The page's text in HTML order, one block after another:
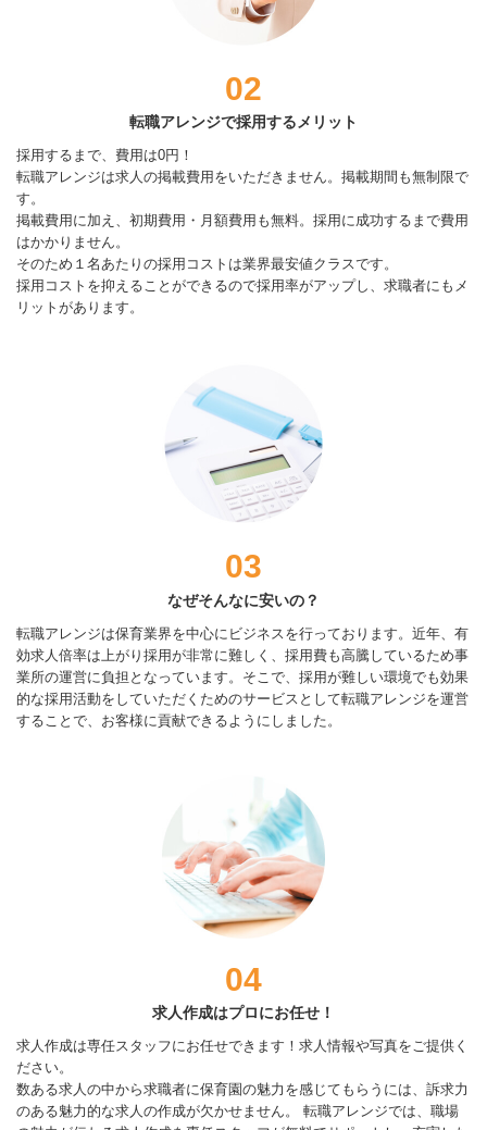
02
転職アレンジで採用するメリット
採用するまで、費用は0円！
転職アレンジは求人の掲載費用をいただきません。掲載期間も無制限で
す。
掲載費用に加え、初期費用・月額費用も無料。採用に成功するまで費用
はかかりません。
そのため１名あたりの採用コストは業界最安値クラスです。
採用コストを抑えることができるので採用率がアップし、求職者にもメ
リットがあります。
03
なぜそんなに安いの？
転職アレンジは保育業界を中心にビジネスを行っております。近年、有
効求人倍率は上がり採用が非常に難しく、採用費も高騰しているため事
業所の運営に負担となっています。そこで、採用が難しい環境でも効果
的な採用活動をしていただくためのサービスとして転職アレンジを運営
することで、お客様に貢献できるようにしました。
04
求人作成はプロにお任せ！
求人作成は専任スタッフにお任せできます！求人情報や写真をご提供く
ださい。
数ある求人の中から求職者に保育園の魅力を感じてもらうには、訴求力
のある魅力的な求人の作成が欠かせません。 転職アレンジでは、職場